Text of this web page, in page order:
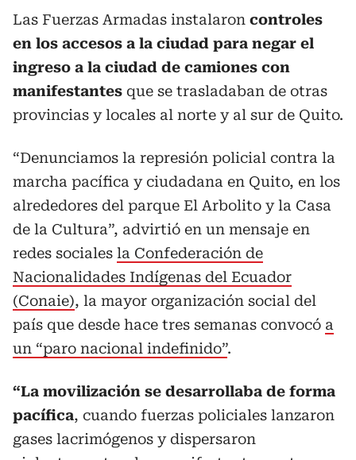
Las Fuerzas Armadas instalaron controles
en los accesos a la ciudad para negar el
ingreso a la ciudad de camiones con
manifestantes que se trasladaban de otras
provincias y locales al norte y al sur de Quito.
“Denunciamos la represión policial contra la
marcha pacífica y ciudadana en Quito, en los
alrededores del parque El Arbolito y la Casa
de la Cultura”, advirtió en un mensaje en
redes sociales la Confederación de
Nacionalidades Indígenas del Ecuador
(Conaie), la mayor organización social del
país que desde hace tres semanas convocó a
un “paro nacional indefinido”.
“La movilización se desarrollaba de forma
pacífica, cuando fuerzas policiales lanzaron
gases lacrimógenos y dispersaron